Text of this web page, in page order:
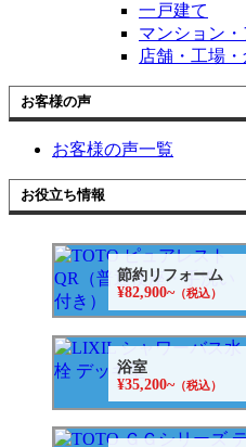
一戸建て
マンション
店舗・工場
お客様の声
お客様の声一覧
お役立ち情報
節約リフォーム
¥82,900~（税込）
浴室
¥35,200~（税込）